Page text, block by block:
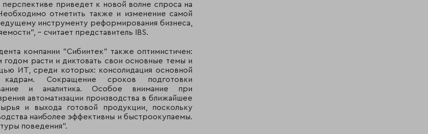
приведет к новой волне спроса на
отметить также и изменение самой
инструменту реформирования бизнеса,
- считает представитель IBS.
компании "Сибинтек" также оптимистичен:
расти и диктовать свои основные темы и
ИТ, среди которых: консолидация основной
Сокращение сроков подготовки
и аналитика. Особое внимание при
автоматизации производства в ближайшее
и выхода готовой продукции, поскольку
наиболее эффективны и быстроокупаемы.
поведения".